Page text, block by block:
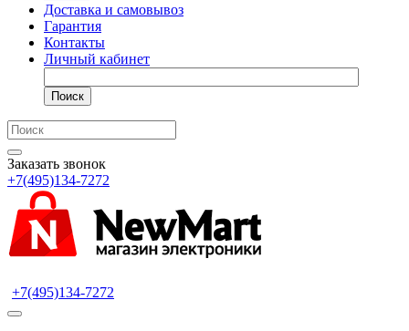
Доставка и самовывоз
Гарантия
Контакты
Личный кабинет
Поиск
Заказать звонок
+7(495)134-7272
+7(495)134-7272